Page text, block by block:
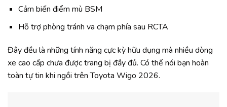
Cảm biến điểm mù BSM
Hỗ trợ phòng tránh va chạm phía sau RCTA
Đây đều là những tính năng cực kỳ hữu dụng mà nhiều dòng
xe cao cấp chưa được trang bị đầy đủ. Có thể nói bạn hoàn
toàn tự tin khi ngồi trên Toyota Wigo 2026.